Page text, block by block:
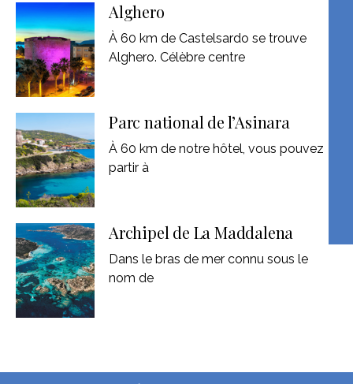
Alghero
À 60 km de Castelsardo se trouve
Alghero. Célèbre centre
Parc national de l’Asinara
À 60 km de notre hôtel, vous pouvez
partir à
Archipel de La Maddalena
Dans le bras de mer connu sous le
nom de